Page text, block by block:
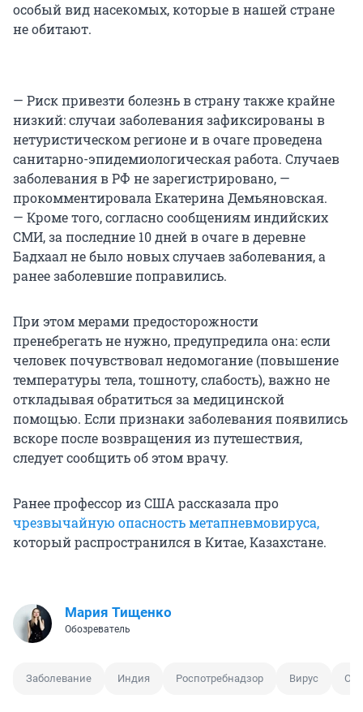
особый вид насекомых, которые в нашей стране
не обитают.
— Риск привезти болезнь в страну также крайне
низкий: случаи заболевания зафиксированы в
нетуристическом регионе и в очаге проведена
санитарно-эпидемиологическая работа. Случаев
заболевания в РФ не зарегистрировано, —
прокомментировала Екатерина Демьяновская.
— Кроме того, согласно сообщениям индийских
СМИ, за последние 10 дней в очаге в деревне
Бадхаал не было новых случаев заболевания, а
ранее заболевшие поправились.
При этом мерами предосторожности
пренебрегать не нужно, предупредила она: если
человек почувствовал недомогание (повышение
температуры тела, тошноту, слабость), важно не
откладывая обратиться за медицинской
помощью. Если признаки заболевания появились
вскоре после возвращения из путешествия,
следует сообщить об этом врачу.
Ранее профессор из США рассказала про
чрезвычайную опасность метапневмовируса,
который распространился в Китае, Казахстане.
Мария Тищенко
Обозреватель
Заболевание Индия Роспотребнадзор Вирус